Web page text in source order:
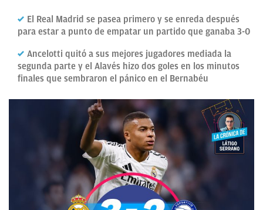
MADRID
CANTERA
PAPARAZZI
OKDIARIO
El Real Madrid se pasea primero y se enreda después
para estar a punto de empatar un partido que ganaba 3-0
Ancelotti quitó a sus mejores jugadores mediada la
segunda parte y el Alavés hizo dos goles en los minutos
finales que sembraron el pánico en el Bernabéu